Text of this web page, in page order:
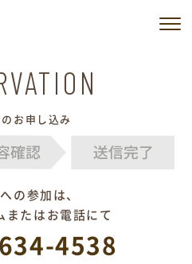
お申し込み
の参加は、
またはお電話にて
4538